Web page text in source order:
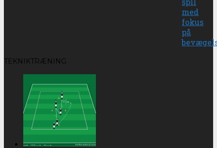
med
fokus
på
TEKNIKTRÆNING